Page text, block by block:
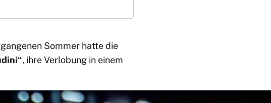
Sommer hatte die
, ihre Verlobung in einem